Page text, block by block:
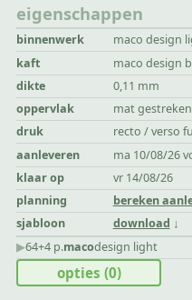
eigenschappen
binnenwerk maco design
kaft
maco design
dikte
0,11 mm
oppervlak
mat
druk
recto / verso
aanleveren
ma 10/08/26
klaar op
vr 14/08/26
planning
bereken
sjabloon
download
▶︎64+4 p.macodesign light
opties (0)